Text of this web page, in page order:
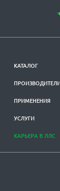
КАТАЛОГ
ПРИМЕНЕНИЯ
УСЛУГИ
КАРЬЕРА В ЛЛС